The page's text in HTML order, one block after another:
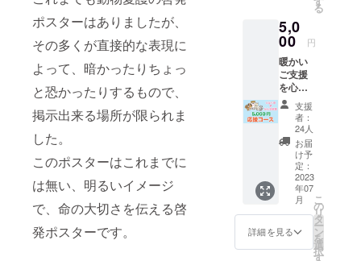
ポスターはありましたが、
その多くが直接的な表現に
よって、暗かったりちょっ
と恐かったりするもので、
掲示出来る場所が限られま
した。
このポスターはこれまでに
は無い、明るいイメージ
で、命の大切さを伝える啓
発ポスターです。
した小
さいA5
サイズ
です。
***サン
クス
メール
の送付
は2023
年03月
頃を予
受け取
り無し)
・サン
クス
メール
る
5,0
00 円
暖かい
ご支援
を心か
ら感謝
いたし
ます！
ご支援
の全て
をポス
ターの
製作と
掲示に
当てさ
せてい
ただき
ます！
支援
者：
24人
お届
け予
定：
2023
年07
月
詳細を見る
こ
の
リ
タ
ー
ン
を
選
択
す